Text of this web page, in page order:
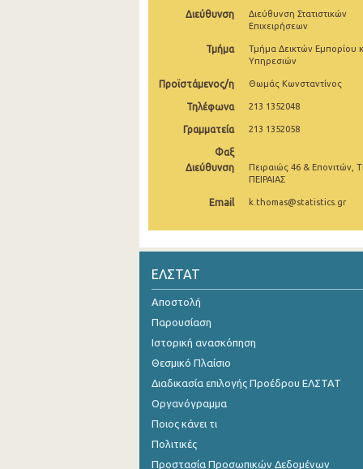
3o Τρίμηνο 2023
2o Τρίμηνο 2023
4o Τρίμηνο 2022
3o Τρίμηνο 2022
2o Τρίμηνο 2022
3o Τρίμηνο 2021
2o Τρίμηνο 2021
1o Τρίμηνο 2021
4o Τρίμηνο 2020
3o Τρίμηνο 2020
1o Τρίμηνο 2020
Διεύθυνση
Διεύθυνση Στατιστικών
Επιχειρήσεων
Τμήμα
Τμήμα Δεικτών Εμπορίου
Υπηρεσιών
Προϊστάμενος/η Θωμάς Κωνσταντίνος
Τηλέφωνα 213 1352048
Γραμματεία 213 1352058
Φαξ
Διεύθυνση
Πειραιώς 46 & Επονιτών,
ΠΕΙΡΑΙΑΣ
Email k.thomas@statistics.gr
ΕΛΣΤΑΤ
Αποστολή
Παρουσίαση
Ιστορική ανασκόπηση
Θεσμικό Πλαίσιο
Διαδικασία επιλογής Προέδρου ΕΛΣΤΑΤ
Οργανόγραμμα
Ποιος κάνει τι
Πολιτικές
Προστασία Προσωπικών Δεδομένων